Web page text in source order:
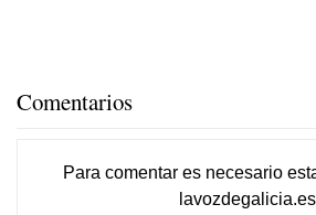
Comentarios
Para comentar es necesario
lavozdegalicia.es